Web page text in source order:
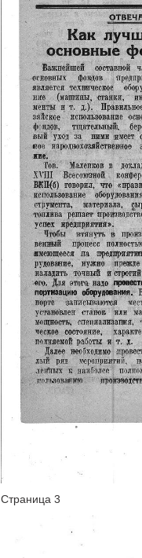
Страница 3